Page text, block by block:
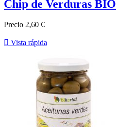
Chip de Verduras BIO
Precio 2,60 €
 Vista rápida